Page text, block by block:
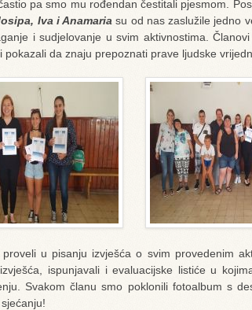
pa smo mu rođendan čestitali pjesmom.
Iva i Anamariasu od nas zaslužile jedno
i sudjelovanje u svim aktivnostima.
pokazali da znaju prepoznati prave ljudske
u pisanju izvješća o svim provedenim
ispunjavali i evaluacijske listiće u
Svakom članu smo poklonili fotoalbum s